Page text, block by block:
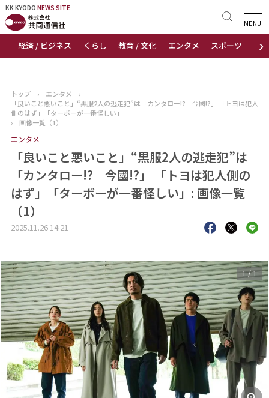
KK KYODO NEWS SITE
›
経済 / ビジネス くらし 教育 / 文化 エンタメ スポーツ 地域
MENU
KK KYODONEWS SITE
トップページ
ニュース
おすすめコンテンツ
出版物
会社概要
トップ › エンタメ
›
「良いこと悪いこと」“黒服2人の逃走犯”は「カンタロー!? 今國!?」 「トヨは犯人
側のはず」「ターボーが一番怪しい」
›
画像一覧（1）
エンタメ
「良いこと悪いこと」“黒服2人の逃走犯”は
「カンタロー!? 今國!?」 「トヨは犯人側の
はず」「ターボーが一番怪しい」: 画像一覧
（1）
2025.11.26 14:21
1/1